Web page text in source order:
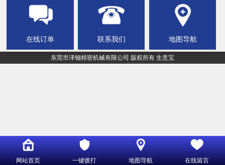
在线订单 联系我们 地图导航
东莞市泽钿精密机械有限公司 版权所有 生意宝
网站首页 一键拨打 地图导航 在线留言